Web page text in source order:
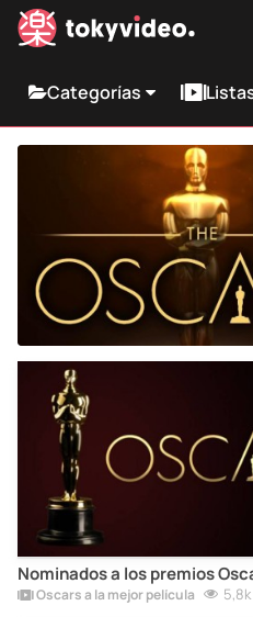
Categorías
Nominados a los premios
Oscars a la mejor película 5,8k